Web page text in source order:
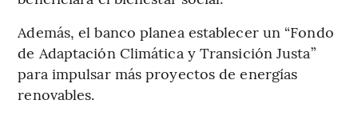
Además, el banco planea establecer un “Fondo
de Adaptación Climática y Transición Justa”
para impulsar más proyectos de energías
renovables.